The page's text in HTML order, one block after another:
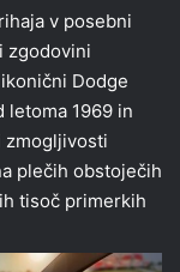
v posebni
zgodovini
Dodge
1969 in
zmogljivosti
plečih obstoječih
tisoč primerkih